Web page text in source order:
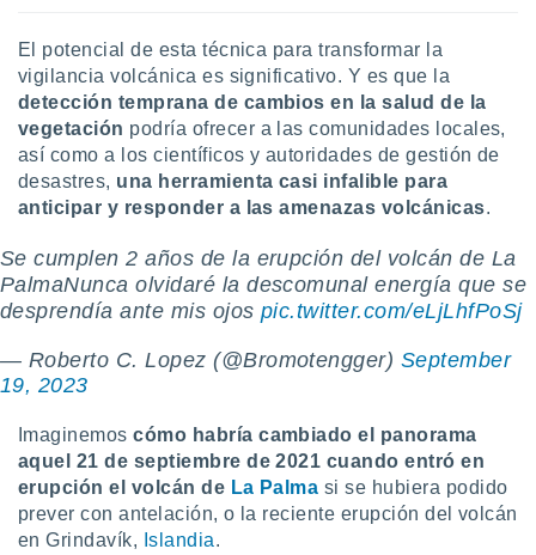
El potencial de esta técnica para transformar la
vigilancia volcánica es significativo. Y es que la
detección temprana de cambios en la salud de la
vegetación podría ofrecer a las comunidades locales,
así como a los científicos y autoridades de gestión de
desastres, una herramienta casi infalible para
anticipar y responder a las amenazas volcánicas.
Se cumplen 2 años de la erupción del volcán de La
PalmaNunca olvidaré la descomunal energía que se
desprendía ante mis ojos pic.twitter.com/eLjLhfPoSj
— Roberto C. Lopez (@Bromotengger) September
19, 2023
Imaginemoscómo habría cambiado el panorama
aquel 21 de septiembre de 2021 cuando entró en
erupción el volcán de La Palma si se hubiera podido
prever con antelación, o la reciente erupción del volcán
en Grindavík, Islandia.